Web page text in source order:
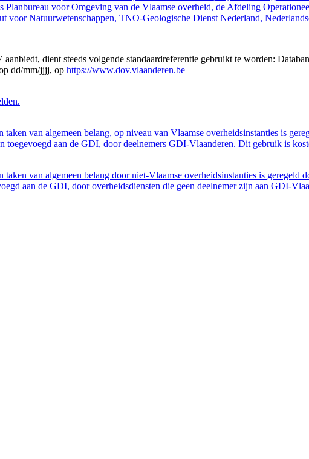
voor Omgeving van de Vlaamse overheid, de Afdeling
Natuurwetenschappen, TNO-Geologische Dienst Nederland,
dient steeds volgende standaardreferentie gebruikt te worden:
dd/mm/jjjj, op https://www.dov.vlaanderen.be
van algemeen belang, op niveau van Vlaamse overheidsinstanties is
toegevoegd aan de GDI, door deelnemers GDI-Vlaanderen. Dit gebruik is
van algemeen belang door niet-Vlaamse overheidsinstanties is
aan de GDI, door overheidsdiensten die geen deelnemer zijn aan GDI-